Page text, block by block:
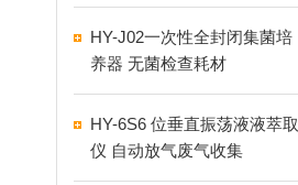
HY-J02一次性全封闭集菌培
养器 无菌检查耗材
HY-6S6 位垂直振荡液液萃取
仪 自动放气废气收集